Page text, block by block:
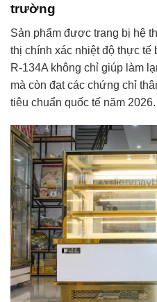
trường
Sản phẩm được trang bị hệ
thị chính xác nhiệt độ thực tế
R-134A không chỉ giúp làm
mà còn đạt các chứng chỉ
tiêu chuẩn quốc tế năm 2026.